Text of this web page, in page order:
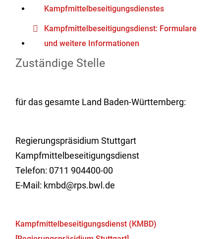
Kampfmittelbeseitigungsdienstes
Kampfmittelbeseitigungsdienst: Formulare
und weitere Informationen
Zuständige Stelle
für das gesamte Land Baden-Württemberg:
Regierungspräsidium Stuttgart
Kampfmittelbeseitigungsdienst
Telefon: 0711 904400-00
E-Mail: kmbd@rps.bwl.de
Kampfmittelbeseitigungsdienst (KMBD)